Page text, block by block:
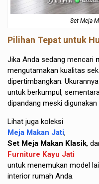
Set Meja
Pilihan Tepat untuk
Jika Anda sedang mencari
mengutamakan kualitas
dipertimbangkan.
untuk berkumpul,
dipandang meski
Lihat juga koleksi
Meja Makan Jati,
Set Meja Makan Klasik,
Furniture Kayu Jati
untuk menemukan model
interior rumah Anda.